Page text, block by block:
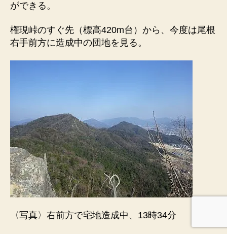
ができる。
権現峠のすぐ先（標高420m台）から、今度は尾根
右手前方に造成中の団地を見る。
〈写真〉右前方で宅地造成中、13時34分